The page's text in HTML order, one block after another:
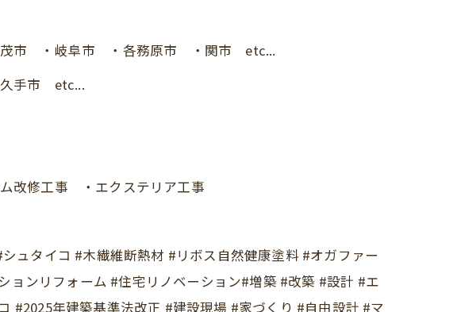
市 ・岐阜市 ・各務原市 ・関市 etc...
手市 etc...
改修工事 ・エクステリア工事
ュタイコ #木繊維断熱材 #リボス自然健康塗料 #オガファー
ンリフォーム #住宅リノベーション#増築 #改築 #設計 #エ
#2025年建築基準法改正 #建設現場 #家づくり #自由設計 #マ